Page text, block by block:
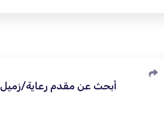
أبحث عن مقدم رعاية/زميل